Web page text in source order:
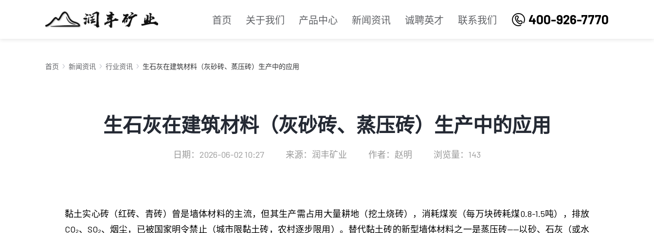
首页 关于我们 产品中心 新闻资讯 诚聘英才 联系我们 400-926-7770
首页 新闻资讯 行业资讯 生石灰在建筑材料（灰砂砖、蒸压砖）生产中的应用
生石灰在建筑材料（灰砂砖、蒸压砖）生产中的应用
日期：2026-06-02 10:27 来源：润丰矿业 作者：赵明 浏览量：143
黏土实心砖（红砖、青砖）曾是墙体材料的主流，但其生产需占用大量耕地（挖土烧砖），消耗煤炭（每万块砖耗煤0.8-1.5吨），排放
CO₂、SO₂、烟尘，已被国家明令禁止（城市限黏土砖，农村逐步限用）。替代黏土砖的新型墙体材料之一是蒸压砖——以砂、石灰（或水